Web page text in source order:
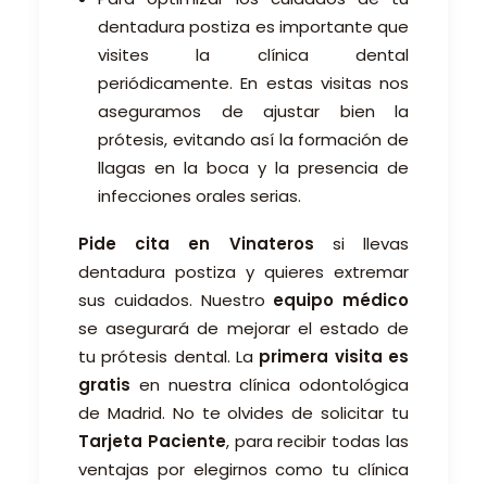
dentadura postiza es importante que
visites la clínica dental
periódicamente. En estas visitas nos
aseguramos de ajustar bien la
prótesis, evitando así la formación de
llagas en la boca y la presencia de
infecciones orales serias.
Pide cita en Vinateros si llevas
dentadura postiza y quieres extremar
sus cuidados. Nuestro equipo médico
se asegurará de mejorar el estado de
tu prótesis dental. La primera visita es
gratis en nuestra clínica odontológica
de Madrid. No te olvides de solicitar tu
Tarjeta Paciente, para recibir todas las
ventajas por elegirnos como tu clínica